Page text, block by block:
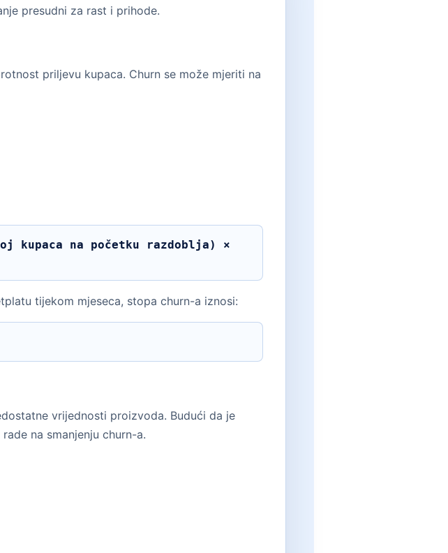
presudni za rast i prihode.
priljevu kupaca. Churn se može mjeriti na
tijekom mjeseca, stopa churn-a iznosi:
vrijednosti proizvoda. Budući da je
na smanjenju churn-a.